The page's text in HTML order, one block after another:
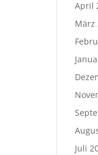
April
März
Juli